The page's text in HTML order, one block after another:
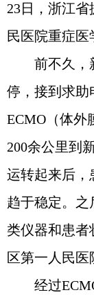
23日，浙江
民医院重症医
前不久，
停，接到求助
ECMO（体外
200余公里到
运转起来后，
趋于稳定。之
类仪器和患者
区第一人民医
经过